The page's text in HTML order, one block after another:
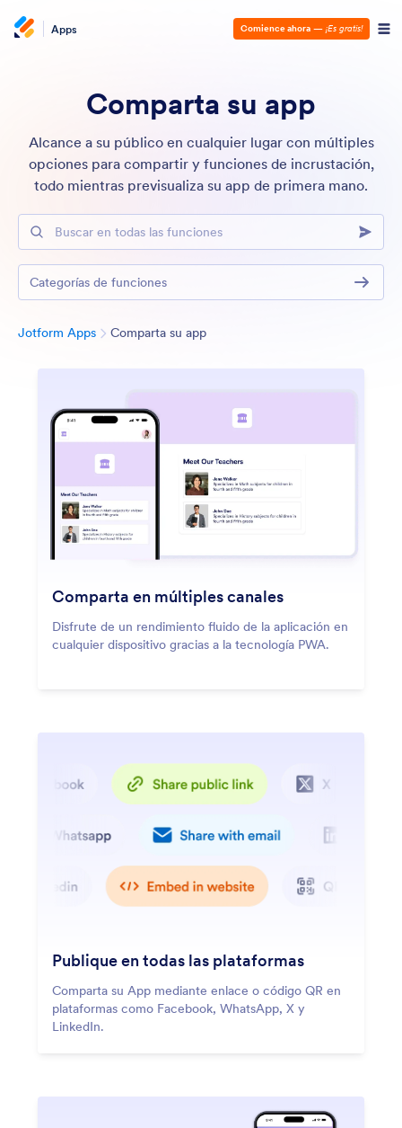
Apps Comience ahora — ¡Es gratis!
Comparta su app
Alcance a su público en cualquier lugar con múltiples
opciones para compartir y funciones de incrustación,
todo mientras previsualiza su app de primera mano.
Buscar en todas las funciones
Jotform Apps Comparta su appCategoría
Comparta en múltiples canales
Disfrute de un rendimiento fluido de la aplicación en
cualquier dispositivo gracias a la tecnología PWA.
Publique en todas las plataformas
Comparta su App mediante enlace o código QR en
plataformas como Facebook, WhatsApp, X y
LinkedIn.
Categorías de funciones